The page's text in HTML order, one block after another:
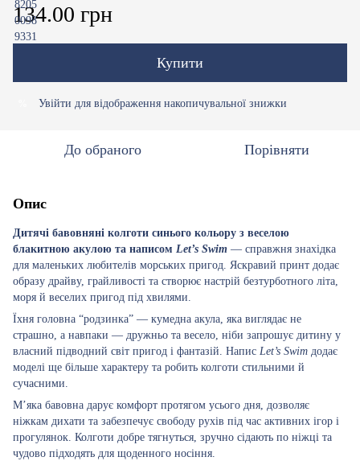
134.00 грн
Купити
Увійти для відображення накопичувальної знижки
До обраного Порівняти
Опис
Дитячі бавовняні колготи синього кольору з веселою
блакитною акулою та написом Let’s Swim — справжня знахідка
для маленьких любителів морських пригод. Яскравий принт додає
образу драйву, грайливості та створює настрій безтурботного літа,
моря й веселих пригод під хвилями.
Їхня головна “родзинка” — кумедна акула, яка виглядає не
страшно, а навпаки — дружньо та весело, ніби запрошує дитину у
власний підводний світ пригод і фантазій. Напис Let’s Swim додає
моделі ще більше характеру та робить колготи стильними й
сучасними.
М’яка бавовна дарує комфорт протягом усього дня, дозволяє
ніжкам дихати та забезпечує свободу рухів під час активних ігор і
прогулянок. Колготи добре тягнуться, зручно сідають по ніжці та
чудово підходять для щоденного носіння.